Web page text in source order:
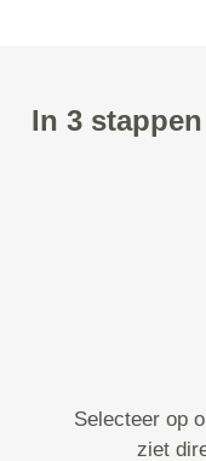
In 3
Selecteer op
ziet